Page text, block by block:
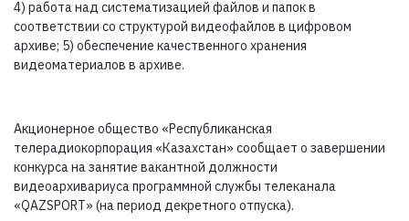
4) работа над систематизацией файлов и папок в
соответствии со структурой видеофайлов в цифровом
архиве; 5) обеспечение качественного хранения
видеоматериалов в архиве.
Акционерное общество «Республиканская
телерадиокорпорация «Казахстан» сообщает о завершении
конкурса на занятие вакантной должности
видеоархивариуса программной службы телеканала
«QAZSPORT» (на период декретного отпуска).